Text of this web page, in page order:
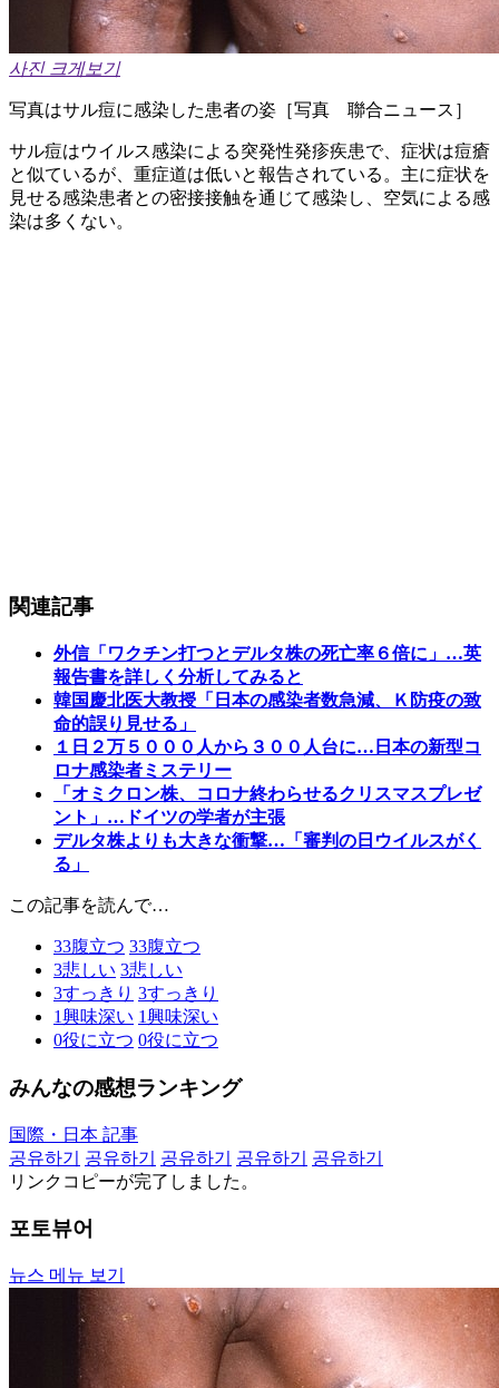
사진 크게보기
写真はサル痘に感染した患者の姿［写真 聯合ニュース］
サル痘はウイルス感染による突発性発疹疾患で、症状は痘瘡
と似ているが、重症道は低いと報告されている。主に症状を
見せる感染患者との密接接触を通じて感染し、空気による感
染は多くない。
関連記事
外信「ワクチン打つとデルタ株の死亡率６倍に」…英
報告書を詳しく分析してみると
韓国慶北医大教授「日本の感染者数急減、Ｋ防疫の致
命的誤り見せる」
１日２万５０００人から３００人台に…日本の新型コ
ロナ感染者ミステリー
「オミクロン株、コロナ終わらせるクリスマスプレゼ
ント」…ドイツの学者が主張
デルタ株よりも大きな衝撃…「審判の日ウイルスがく
る」
この記事を読んで…
33腹立つ 33腹立つ
3悲しい 3悲しい
3すっきり 3すっきり
1興味深い 1興味深い
0役に立つ 0役に立つ
みんなの感想ランキング
国際・日本 記事
공유하기
공유하기 공유하기 공유하기
공유하기
リンクコピーが完了しました。
포토뷰어
뉴스 메뉴 보기